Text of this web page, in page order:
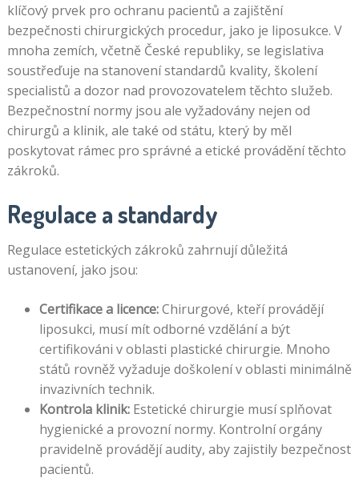
klíčový prvek pro ochranu pacientů a zajištění
bezpečnosti chirurgických procedur, jako je liposukce. V
mnoha zemích, včetně České republiky, se legislativa
soustřeďuje na stanovení standardů kvality, školení
specialistů a dozor nad provozovatelem těchto služeb.
Bezpečnostní normy jsou ale vyžadovány nejen od
chirurgů a klinik, ale také od státu, který by měl
poskytovat rámec pro správné a etické provádění těchto
zákroků.
Regulace a standardy
Regulace estetických zákroků zahrnují důležitá
ustanovení, jako jsou:
Certifikace a licence:Chirurgové, kteří provádějí
liposukci, musí mít odborné vzdělání a být
certifikováni v oblasti plastické chirurgie. Mnoho
států rovněž vyžaduje doškolení v oblasti minimálně
invazivních technik.
Kontrola klinik:Estetické chirurgie musí splňovat
hygienické a provozní normy. Kontrolní orgány
pravidelně provádějí audity, aby zajistily bezpečnost
pacientů.